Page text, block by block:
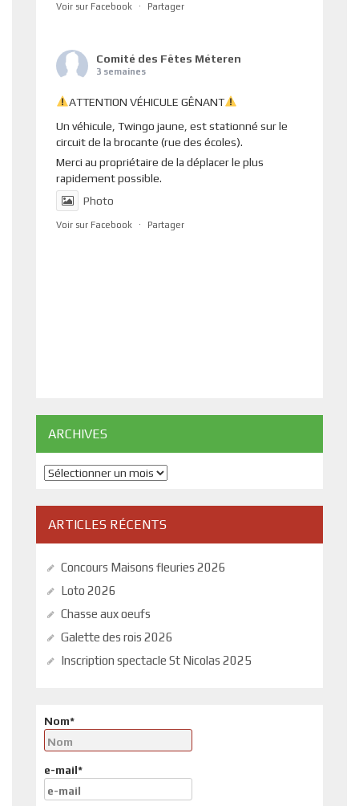
Voir sur Facebook · Partager
Comité des Fêtes Méteren
3 semaines
ATTENTION VÉHICULE GÊNANT
Un véhicule, Twingo jaune, est stationné sur le
circuit de la brocante (rue des écoles).
Merci au propriétaire de la déplacer le plus
rapidement possible.
Photo
Voir sur Facebook · Partager
ARCHIVES
Archives
ARTICLES RÉCENTS
Concours Maisons fleuries 2026
Loto 2026
Chasse aux oeufs
Galette des rois 2026
Inscription spectacle St Nicolas 2025
Nom*
e-mail*